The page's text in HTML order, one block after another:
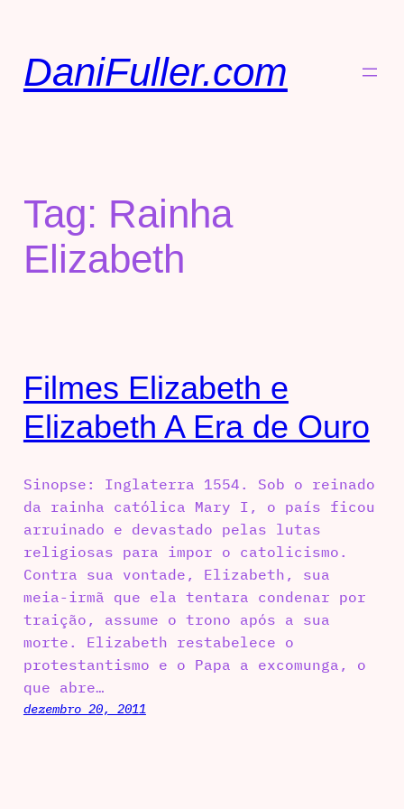
DaniFuller.com
Tag: Rainha
Elizabeth
Filmes Elizabeth e
Elizabeth A Era de Ouro
Sinopse: Inglaterra 1554. Sob o reinado
da rainha católica Mary I, o país ficou
arruinado e devastado pelas lutas
religiosas para impor o catolicismo.
Contra sua vontade, Elizabeth, sua
meia-irmã que ela tentara condenar por
traição, assume o trono após a sua
morte. Elizabeth restabelece o
protestantismo e o Papa a excomunga, o
que abre…
dezembro 20, 2011